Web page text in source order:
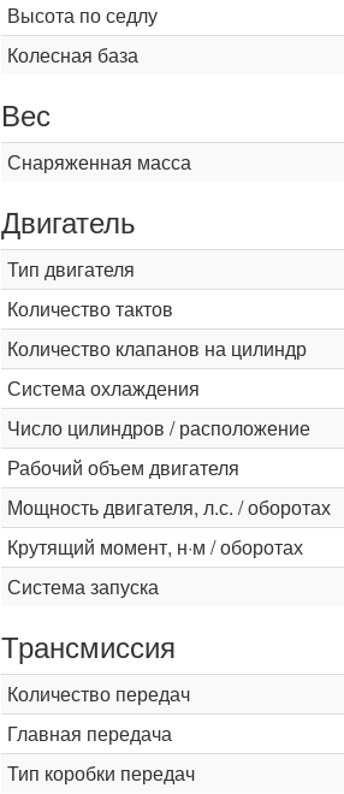
Высота по седлу
Колесная база
Вес
Снаряженная масса
Двигатель
Тип двигателя
Количество тактов
Количество клапанов на цилиндр
Система охлаждения
Число цилиндров / расположение
Рабочий объем двигателя
Мощность двигателя, л.с. / оборотах
Крутящий момент, н·м / оборотах
Система запуска
Трансмиссия
Количество передач
Главная передача
Тип коробки передач